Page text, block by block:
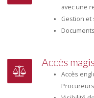
avec une
Gestion
Accès
Accès
Procureurs